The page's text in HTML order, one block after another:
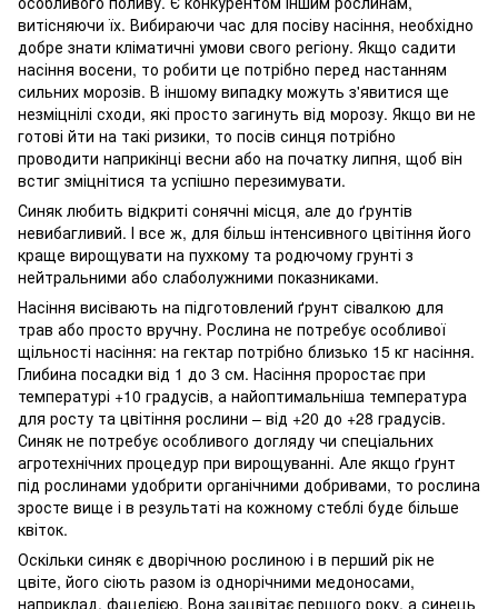
витісняючи їх. Вибираючи час для посіву насіння, необхідно
добре знати кліматичні умови свого регіону. Якщо садити
насіння восени, то робити це потрібно перед настанням
сильних морозів. В іншому випадку можуть з'явитися ще
незміцнілі сходи, які просто загинуть від морозу. Якщо ви не
готові йти на такі ризики, то посів синця потрібно
проводити наприкінці весни або на початку липня, щоб він
встиг зміцнітися та успішно перезимувати.
Синяк любить відкриті сонячні місця, але до ґрунтів
невибагливий. І все ж, для більш інтенсивного цвітіння його
краще вирощувати на пухкому та родючому грунті з
нейтральними або слаболужними показниками.
Насіння висівають на підготовлений ґрунт сівалкою для
трав або просто вручну. Рослина не потребує особливої
щільності насіння: на гектар потрібно близько 15 кг насіння.
Глибина посадки від 1 до 3 см. Насіння проростає при
температурі +10 градусів, а найоптимальніша температура
для росту та цвітіння рослини – від +20 до +28 градусів.
Синяк не потребує особливого догляду чи спеціальних
агротехнічних процедур при вирощуванні. Але якщо ґрунт
під рослинами удобрити органічними добривами, то рослина
зросте вище і в результаті на кожному стеблі буде більше
квіток.
Оскільки синяк є дворічною рослиною і в перший рік не
цвіте, його сіють разом із однорічними медоносами,
наприклад, фацелією. Вона зацвітає першого року, а синець